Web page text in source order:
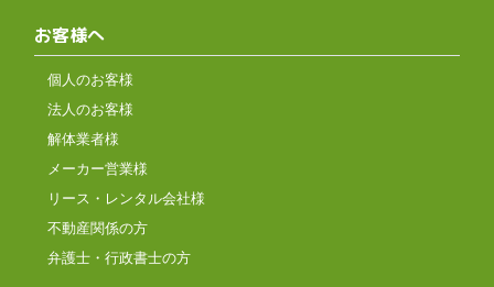
お客様へ
個人のお客様
法人のお客様
解体業者様
メーカー営業様
リース・レンタル会社様
不動産関係の方
弁護士・行政書士の方